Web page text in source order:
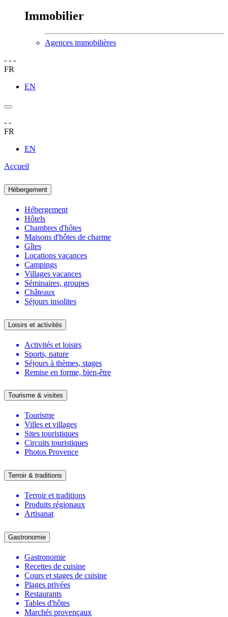
Immobilier
Agences immobilières
- - -
FR
EN
- -
FR
EN
Accueil
Hébergement
Hébergement
Hôtels
Chambres d'hôtes
Maisons d'hôtes de charme
Gîtes
Locations vacances
Campings
Villages vacances
Séminaires, groupes
Châteaux
Séjours insolites
Loisirs et activités
Activités et loisirs
Sports, nature
Séjours à thèmes, stages
Remise en forme, bien-être
Tourisme & visites
Tourisme
Villes et villages
Sites touristiques
Circuits touristiques
Photos Provence
Terroir & traditions
Terroir et traditions
Produits régionaux
Artisanat
Gastronomie
Gastronomie
Recettes de cuisine
Cours et stages de cuisine
Plages privées
Restaurants
Tables d'hôtes
Marchés provençaux